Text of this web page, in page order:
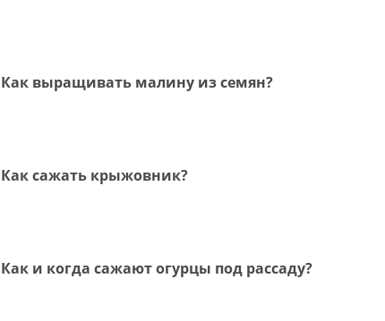
Как выращивать малину из семян?
Как сажать крыжовник?
Как и когда сажают огурцы под рассаду?